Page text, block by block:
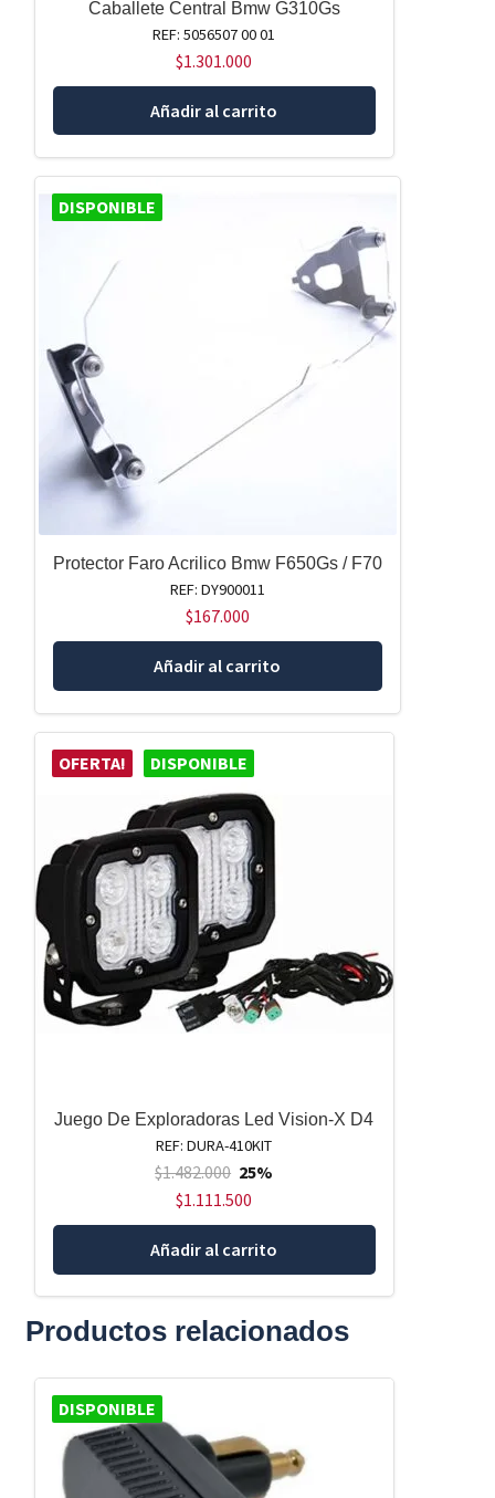
Caballete Central Bmw G310Gs
REF: 5056507 00 01
$1.301.000
Añadir al carrito
DISPONIBLE
Protector Faro Acrilico Bmw F650Gs / F70
REF: DY900011
$167.000
Añadir al carrito
OFERTA! DISPONIBLE
Juego De Exploradoras Led Vision-X D4
REF: DURA-410KIT
$1.482.000 25%
$1.111.500
Añadir al carrito
Productos relacionados
DISPONIBLE